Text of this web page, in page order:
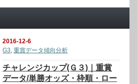
2016-12-6
G3,重賞データ傾向分析
チャレンジカップ(Ｇ３)｜重賞
データ/単勝オッズ・枠順・ロー